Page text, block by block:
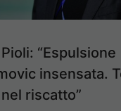
“Espulsione
insensata.
riscatto”